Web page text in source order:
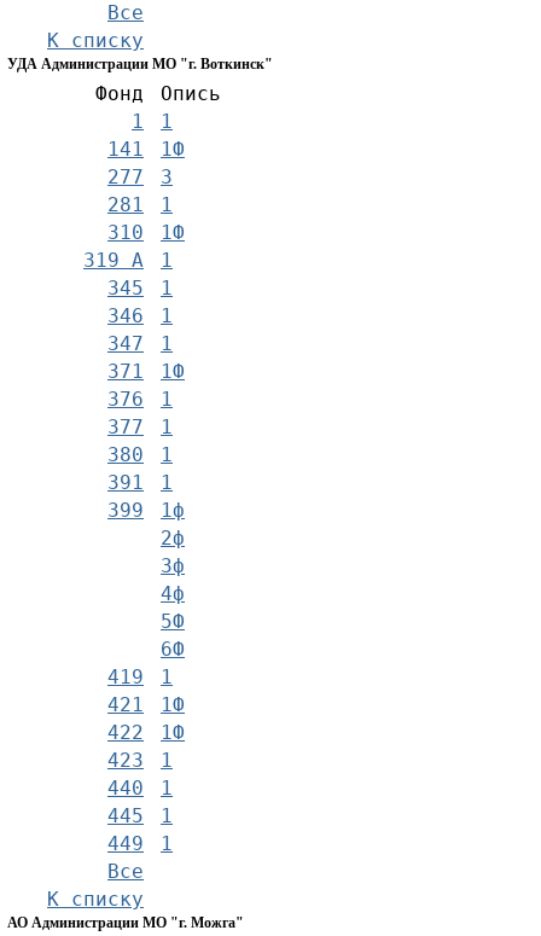
Все
К списку
УДА Администрации МО "г. Воткинск"
Фонд
Опись
1
1
141
1Ф
277
3
281
1
310
1Ф
319 А
1
345
1
346
1
347
1
371
1Ф
376
1
377
1
380
1
391
1
399
1ф
2ф
3ф
4ф
5Ф
6Ф
419
1
421
1Ф
422
1Ф
423
1
440
1
445
1
449
1
Все
К списку
АО Администрации МО "г. Можга"